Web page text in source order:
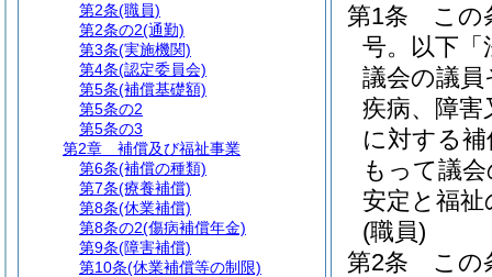
第1条
この
号。以下「
議会の議
疾病、障
に対する補
もって議
安定と福
(職員)
第2条
この
第2条(職員)
第2条の2(通勤)
第3条(実施機関)
第4条(認定委員会)
第5条(補償基礎額)
第5条の2
第5条の3
第2章
補償及び福祉事業
第6条(補償の種類)
第7条(療養補償)
第8条(休業補償)
第8条の2(傷病補償年金)
第9条(障害補償)
第10条(休業補償等の制限)